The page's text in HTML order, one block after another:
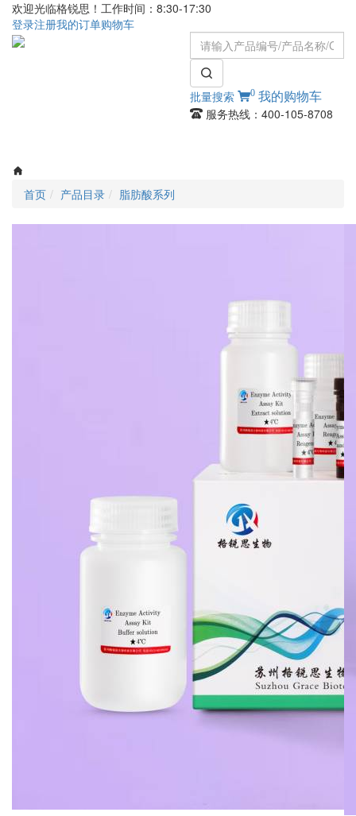
欢迎光临格锐思！工作时间：8:30-17:30
登录注册我的订单购物车
批量搜索 0 我的购物车
服务热线：400-105-8708
首页 产品目录 脂肪酸系列